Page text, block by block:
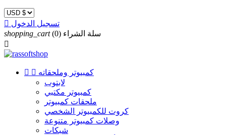
 تسجيل الدخول
shopping_cart
سلة الشراء (0)

  كمبيوتر وملحقاته
لابتوب
كمبيوتر مكتبي
ملحقات كمبيوتر
كروت للكمبيوتر الشخصي
وصلات كمبيوتر متنوعة
شبكات